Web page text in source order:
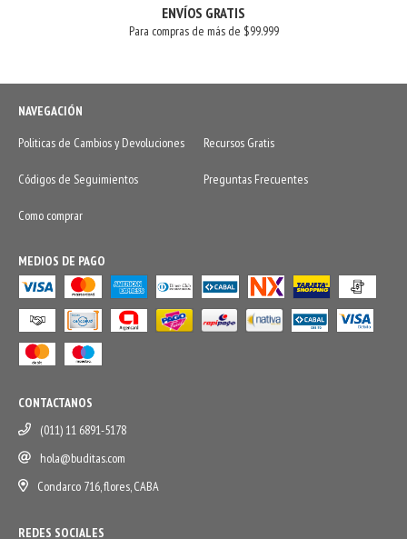
ENVÍOS GRATIS
Para compras de más de $99.999
NAVEGACIÓN
Politicas de Cambios y Devoluciones
Recursos Gratis
Códigos de Seguimientos Preguntas Frecuentes
Como comprar
MEDIOS DE PAGO
CONTACTANOS
(011) 11 6891-5178
hola@buditas.com
Condarco 716, flores, CABA
REDES SOCIALES